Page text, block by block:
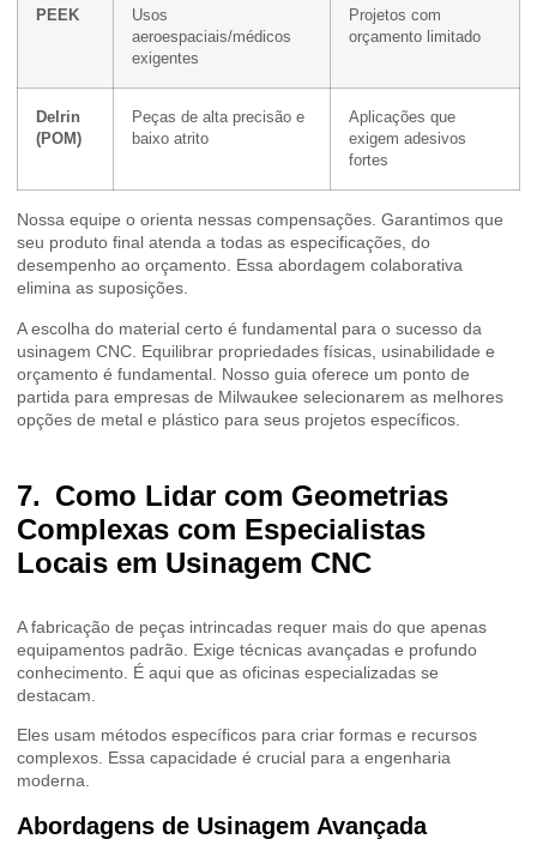
PEEK
Usos
aeroespaciais/médicos
exigentes
Projetos com
orçamento limitado
Delrin
(POM)
Peças de alta precisão e
baixo atrito
Aplicações que
exigem adesivos
fortes
Nossa equipe o orienta nessas compensações. Garantimos que
seu produto final atenda a todas as especificações, do
desempenho ao orçamento. Essa abordagem colaborativa
elimina as suposições.
A escolha do material certo é fundamental para o sucesso da
usinagem CNC. Equilibrar propriedades físicas, usinabilidade e
orçamento é fundamental. Nosso guia oferece um ponto de
partida para empresas de Milwaukee selecionarem as melhores
opções de metal e plástico para seus projetos específicos.
Como Lidar com Geometrias
Complexas com Especialistas
Locais em Usinagem CNC
A fabricação de peças intrincadas requer mais do que apenas
equipamentos padrão. Exige técnicas avançadas e profundo
conhecimento. É aqui que as oficinas especializadas se
destacam.
Eles usam métodos específicos para criar formas e recursos
complexos. Essa capacidade é crucial para a engenharia
moderna.
Abordagens de Usinagem Avançada